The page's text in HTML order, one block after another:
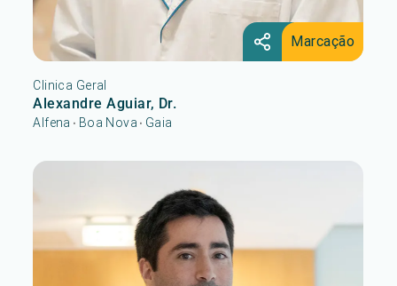
Marcação
Clinica Geral
Alexandre Aguiar, Dr.
Alfena • Boa Nova • Gaia